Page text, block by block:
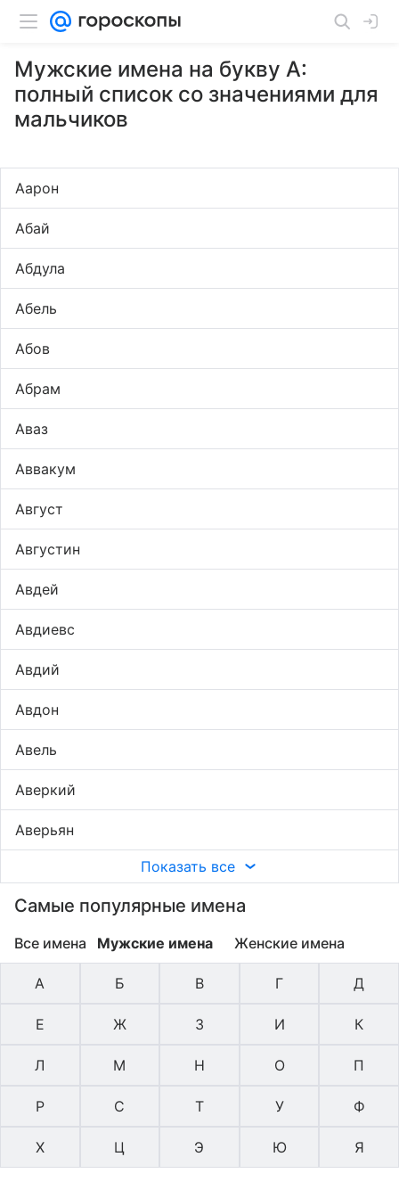
Мужские имена на букву А:
полный список со значениями для
мальчиков
Аарон
Абай
Абдула
Абель
Абов
Абрам
Аваз
Аввакум
Август
Августин
Авдей
Авдиевс
Авдий
Авдон
Авель
Аверкий
Аверьян
Показать все
Самые популярные имена
Все имена Мужские имена Женские имена
А Б В Г Д
Е Ж З И К
Л М Н О П
Р С Т У Ф
Х Ц Э Ю Я